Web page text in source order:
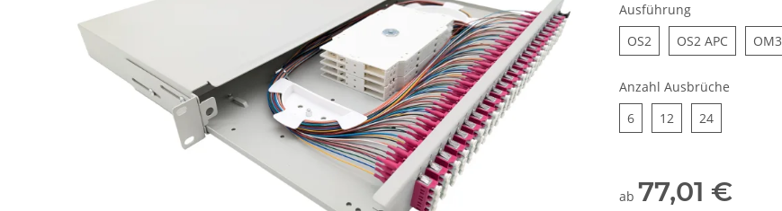
Ausführung
OS2
OS2 APCOS2 APC
OM3
Anzahl Ausbrüche
66 12 2424
ab 77,01 €